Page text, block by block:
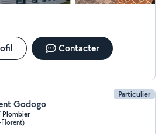
Contacter
Particulier
Godogo
Plombier